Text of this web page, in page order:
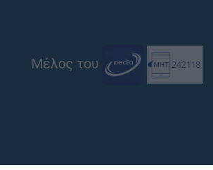
Μέλος του